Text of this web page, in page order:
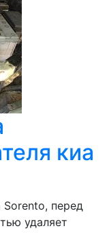
киа
перед
удаляет